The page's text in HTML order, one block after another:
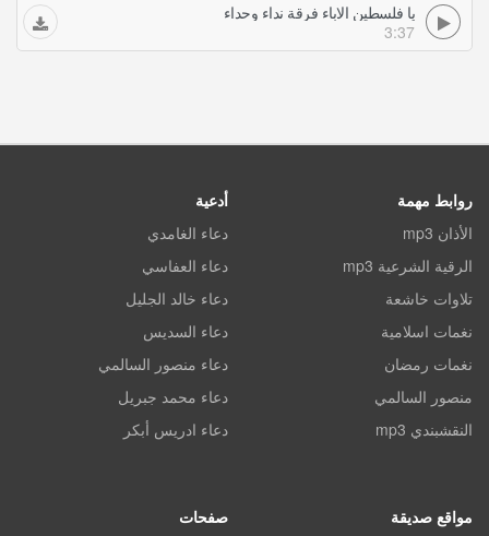
يا فلسطين الاباء فرقة نداء وحداء
3:37
روابط مهمة
الأذان mp3
الرقية الشرعية mp3
تلاوات خاشعة
نغمات اسلامية
نغمات رمضان
منصور السالمي
النقشبندي mp3
أدعية
دعاء الغامدي
دعاء العفاسي
دعاء خالد الجليل
دعاء السديس
دعاء منصور السالمي
دعاء محمد جبريل
دعاء ادريس أبكر
مواقع صديقة صفحات